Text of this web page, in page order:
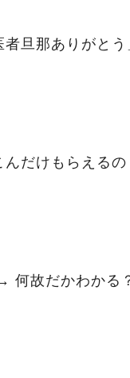
旦那ありがとう
だけもらえるの
何故だかわかる